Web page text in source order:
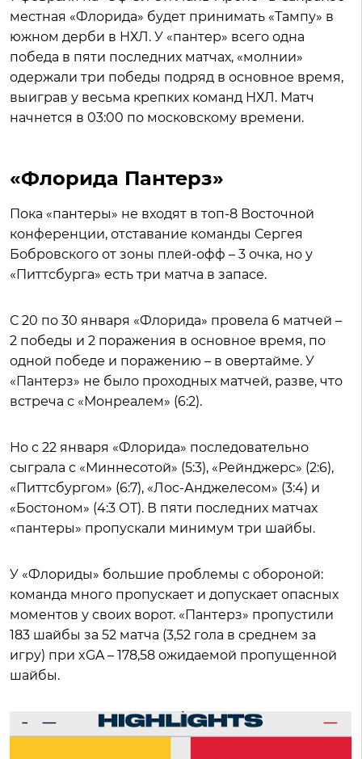
местная «Флорида» будет принимать «Тампу» в
южном дерби в НХЛ. У «пантер» всего одна
победа в пяти последних матчах, «молнии»
одержали три победы подряд в основное время,
выиграв у весьма крепких команд НХЛ. Матч
начнется в 03:00 по московскому времени.
«Флорида Пантерз»
Пока «пантеры» не входят в топ-8 Восточной
конференции, отставание команды Сергея
Бобровского от зоны плей-офф – 3 очка, но у
«Питтсбурга» есть три матча в запасе.
С 20 по 30 января «Флорида» провела 6 матчей –
2 победы и 2 поражения в основное время, по
одной победе и поражению – в овертайме. У
«Пантерз» не было проходных матчей, разве, что
встреча с «Монреалем» (6:2).
Но с 22 января «Флорида» последовательно
сыграла с «Миннесотой» (5:3), «Рейнджерс» (2:6),
«Питтсбургом» (6:7), «Лос-Анджелесом» (3:4) и
«Бостоном» (4:3 ОТ). В пяти последних матчах
«пантеры» пропускали минимум три шайбы.
У «Флориды» большие проблемы с обороной:
команда много пропускает и допускает опасных
моментов у своих ворот. «Пантерз» пропустили
183 шайбы за 52 матча (3,52 гола в среднем за
игру) при xGA – 178,58 ожидаемой пропущенной
шайбы.